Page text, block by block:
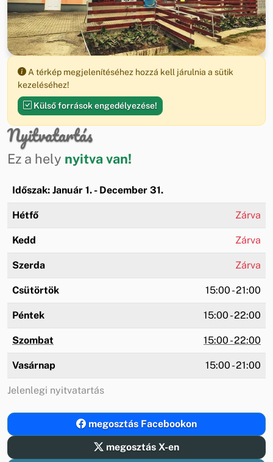
A térkép megjelenítéséhez hozzá kell járulnia a sütik
kezeléséhez!
Külső források engedélyezése!
Nyitvatartás
Ez a hely nyitva van!
Időszak: Január 1. - December 31.
Hétfő Zárva
Kedd Zárva
Szerda Zárva
Csütörtök 15:00 - 21:00
Péntek 15:00 - 22:00
Szombat 15:00 - 22:00
Vasárnap 15:00 - 21:00
Jelenlegi nyitvatartás
megosztás Facebookon
megosztás X-en